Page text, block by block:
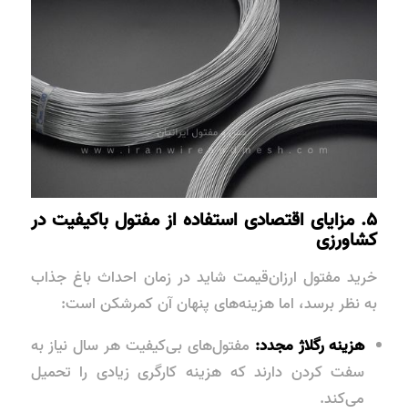
۵. مزایای اقتصادی استفاده از مفتول باکیفیت در
کشاورزی
خرید مفتول ارزان‌قیمت شاید در زمان احداث باغ جذاب
به نظر برسد، اما هزینه‌های پنهان آن کمرشکن است:
هزینه رگلاژ مجدد: مفتول‌های بی‌کیفیت هر سال نیاز به
سفت کردن دارند که هزینه کارگری زیادی را تحمیل
می‌کند.